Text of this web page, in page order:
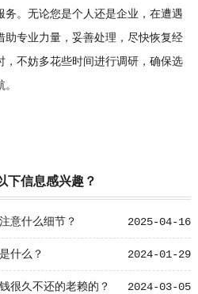
。无论您是个人还是企业，在遭遇
专业力量，妥善处理，尽快恢复经
不妨多花些时间进行调研，确保选
下信息感兴趣？
2025-04-16
意什么细节？
2024-01-29
什么？
2024-03-05
很久不还的老赖的？